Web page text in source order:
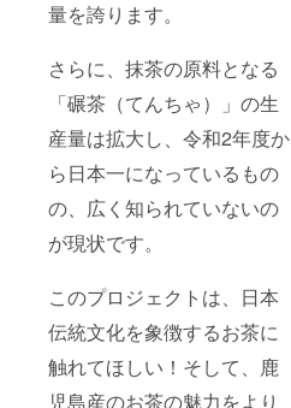
量を誇ります。
さらに、抹茶の原料となる
「碾茶（てんちゃ）」の生
産量は拡大し、令和2年度か
ら日本一になっているもの
の、広く知られていないの
が現状です。
このプロジェクトは、日本
伝統文化を象徴するお茶に
触れてほしい！そして、鹿
児島産のお茶の魅力をより